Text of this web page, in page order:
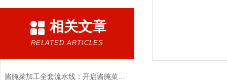
相关文章
RELATED ARTICLES